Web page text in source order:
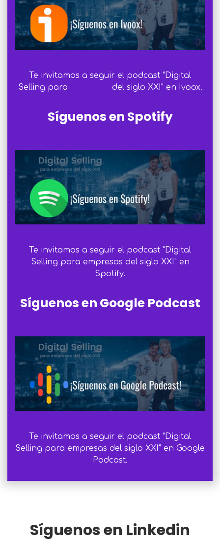
Te invitamos a seguir el podcast "Digital
Selling para
del siglo XXI" en Ivoox.
Síguenos en Spotify
Te invitamos a seguir el podcast "Digital
Selling para empresas del siglo XXI" en
Spotify.
Síguenos en Google Podcast
Te invitamos a seguir el podcast "Digital
Selling para empresas del siglo XXI" en Google
Podcast.
Síguenos en Linkedin